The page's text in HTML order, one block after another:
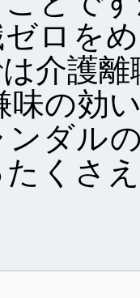
ロを
介護
味の効
ダル
くさ